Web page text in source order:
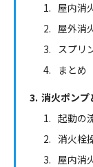
屋内消
屋外消
スプリ
まとめ
消火ポンプ
起動の
消火栓
屋内消